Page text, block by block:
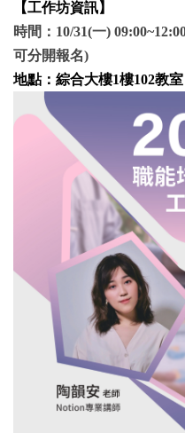
【工作坊資訊】
時間：10/31(一)
可分開報名)
地點：綜合大樓1樓102教室